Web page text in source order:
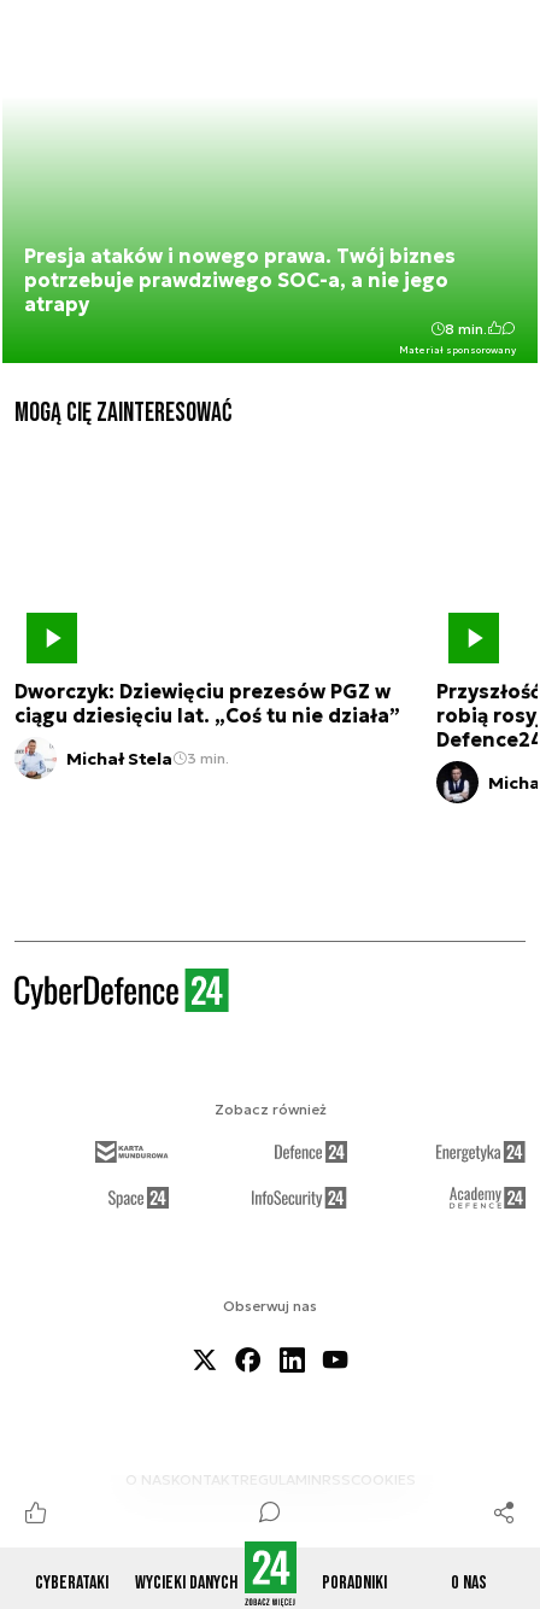
Cyberataki Wycieki danych Poradniki O nas
Presja ataków i nowego prawa. Twój biznes
potrzebuje prawdziwego SOC-a, a nie jego
atrapy
Materiał sponsorowany
8 min.
Mogą Cię zainteresować
Dworczyk: Dziewięciu prezesów PGZ w
ciągu dziesięciu lat. „Coś tu nie działa”
Michał Stela 3 min.
robią
Obserwuj nas
O NAS KONTAKTREGULAMINRSS COOKIES
Zobacz również
© 2012-2026 CYBERDEFENCE24